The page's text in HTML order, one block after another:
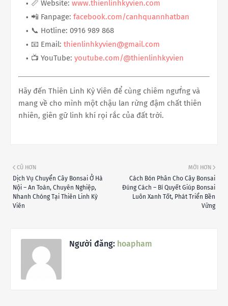
📏 Website: www.thienlinhkyvien.com
📲 Fanpage: facebook.com/canhquannhatban
📞 Hotline: 0916 989 868
📧 Email: thienlinhkyvien@gmail.com
📺 YouTube: youtube.com/@thienlinhkyvien
Hãy đến Thiên Linh Kỳ Viên để cùng chiêm ngưḟng và
mang về cho mình một chậu lan rừng đậm chất thiên
nhiên, giên gữ linh khí rọi rắc của đất trời.
MỚI HƠN
Cách Bón Phân Cho Cây Bonsai
Đúng Cách – Bí Quyết Giúp Bonsai
Luôn Xanh Tốt, Phát Triển Bền
Vững
CŨ HƠN
Dịch Vụ Chuyển Cây Bonsai Ở Hà
Nội – An Toàn, Chuyên Nghiệp,
Nhanh Chóng Tại Thiên Linh Kỳ
Viên
Người đăng: hoapham